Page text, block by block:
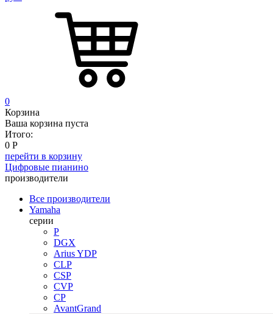
0
Корзина
Ваша корзина пуста
Итого:
0 Р
перейти в корзину
Цифровые пианино
производители
Все производители
Yamaha
серии
P
DGX
Arius YDP
CLP
CSP
CVP
CP
AvantGrand